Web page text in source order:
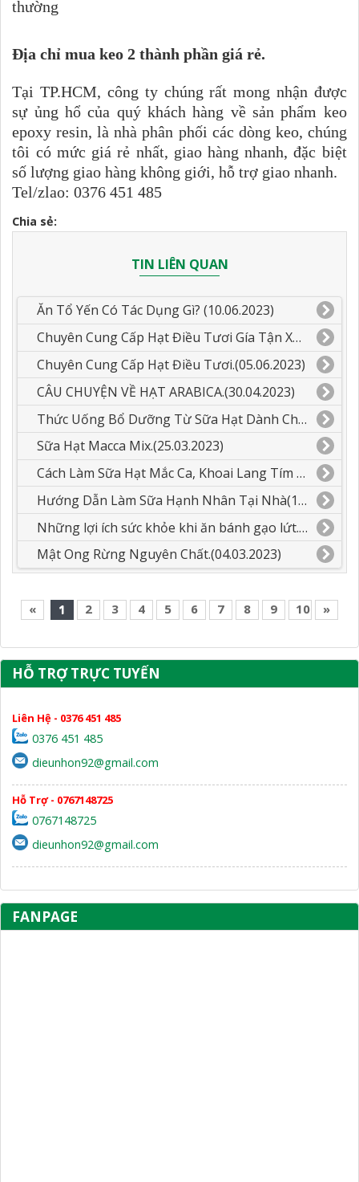
thường
Địa chỉ mua keo 2 thành phần giá rẻ.
Tại TP.HCM, công ty chúng rất mong nhận được
sự ủng hổ của quý khách hàng về sản phẩm keo
epoxy resin, là nhà phân phối các dòng keo, chúng
tôi có mức giá rẻ nhất, giao hàng nhanh, đặc biệt
số lượng giao hàng không giới, hỗ trợ giao nhanh.
Tel/zlao: 0376 451 485
Chia sẻ:
TIN LIÊN QUAN
Ăn Tổ Yến Có Tác Dụng Gì? (10.06.2023)
Chuyên Cung Cấp Hạt Điều Tươi Gía Tận Xưởng.(05.06.2023)
Chuyên Cung Cấp Hạt Điều Tươi.(05.06.2023)
CÂU CHUYỆN VỀ HẠT ARABICA.(30.04.2023)
Thức Uống Bổ Dưỡng Từ Sữa Hạt Dành Cho Các Bé.(26.03.2023)
Sữa Hạt Macca Mix.(25.03.2023)
Cách Làm Sữa Hạt Mắc Ca, Khoai Lang Tím Mix Dừa.(23.03.2023)
Hướng Dẫn Làm Sữa Hạnh Nhân Tại Nhà(14.03.2023)
Những lợi ích sức khỏe khi ăn bánh gạo lứt.(12.03.2023)
Mật Ong Rừng Nguyên Chất.(04.03.2023)
« 1 2 3 4 5 6 7 8 9 10 »
HỖ TRỢ TRỰC TUYẾN
Liên Hệ - 0376 451 485
0376 451 485
dieunhon92@gmail.com
Hỗ Trợ - 0767148725
0767148725
dieunhon92@gmail.com
FANPAGE